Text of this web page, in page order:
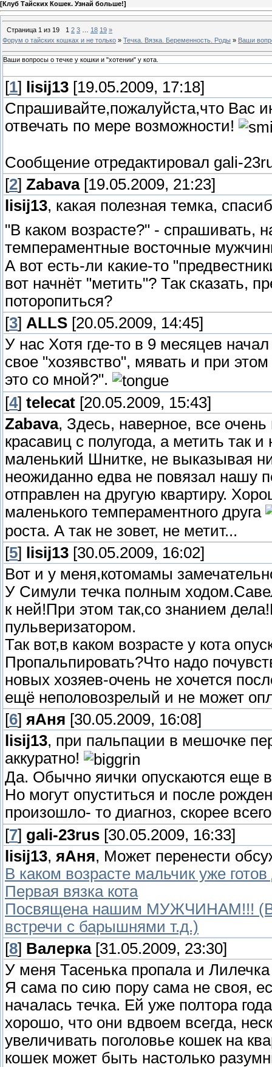
[Клуб Тайских Кошек. Узнай больше!]
Страница 1 из 19 1 2 3 18 19 »
Форум о тайских кошках и не только » Течка. Вязка. Беременность. Роды » Ваши
Ваши вопросы о течке у кошки и "хотении" у кота.
[1] lisij13 [19.05.2009, 17:18]
Спрашивайте,пожалуйста,что Вас
отвечать по мере возможности!
Сообщение отредактировал gali-
[2] Zabava[19.05.2009, 21:23]
lisij13, какая полезная темка,
"В каком возрасте?" - спрашивать,
темпераментные восточные
А вот есть-ли какие-то
вот начнёт "метить"? Так сказать,
поторопиться?
[3] ALLS [20.05.2009, 14:45]
У нас Хотя где-то в 9 месяцев
свое "хозявство", мявать и при
это со мной?".
[4] telecat [20.05.2009, 15:43]
Zabava, Здесь, наверное, все
красавиц с полугода, а метить так
маленький Шнитке, не выказывая
неожиданно едва не повязал нашу
отправлен на другую квартиру.
маленького темпераментного друга
роста. А так не зовет, не метит...
[5] lisij13 [30.05.2009, 16:02]
Вот и у меня,котомамы
У Симули течка полным
к ней!При этом так,со знанием
пульверизатором.
Так вот,в каком возрасте у кота
Пропальпировать?Что надо
новых хозяев-очень не хочется
ещё неполовозрелый и не может
[6] яАня [30.05.2009, 16:08]
lisij13, при пальпации в мешочке
аккуратно!
Да. Обычно яички опускаются еще
Но могут опуститься и после
произошло- то диагноз, скорее
[7] gali-23rus [30.05.2009, 16:33]
lisij13, яАня, Может перенести
В каком возрасте мальчик уже
Первая вязка кота
Посвящена нашим МУЖЧИНАМ!!!
встречи с барышнями т.д.)
[8] Валерка[31.05.2009, 23:30]
У меня Тасенька пропала и
Я сама по сию пору сама не своя,
началась течка. Ей уже полтора
хорошо, что они вдвоем всегда,
увеличивать поголовье кошек на
кошек может быть настолько